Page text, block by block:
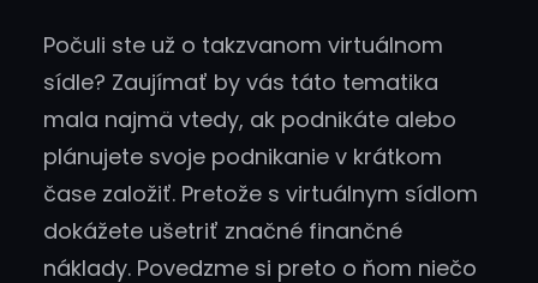
Počuli ste už o takzvanom virtuálnom
sídle? Zaujímať by vás táto tematika
mala najmä vtedy, ak podnikáte alebo
plánujete svoje podnikanie v krátkom
čase založiť. Pretože s virtuálnym sídlom
dokážete ušetriť značné finančné
náklady. Povedzme si preto o ňom niečo